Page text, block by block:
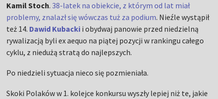
Kamil Stoch.38-latek na obiekcie, z którym od lat miał
problemy, znalazł się wówczas tuż za podium. Nieźle wystąpił
też 14. Dawid Kubacki i obydwaj panowie przed niedzielną
rywalizacją byli ex aequo na piątej pozycji w rankingu całego
cyklu, z niedużą stratą do najlepszych.
Po niedzieli sytuacja nieco się pozmieniała.
Skoki Polaków w 1. kolejce konkursu wyszły lepiej niż te, jakie